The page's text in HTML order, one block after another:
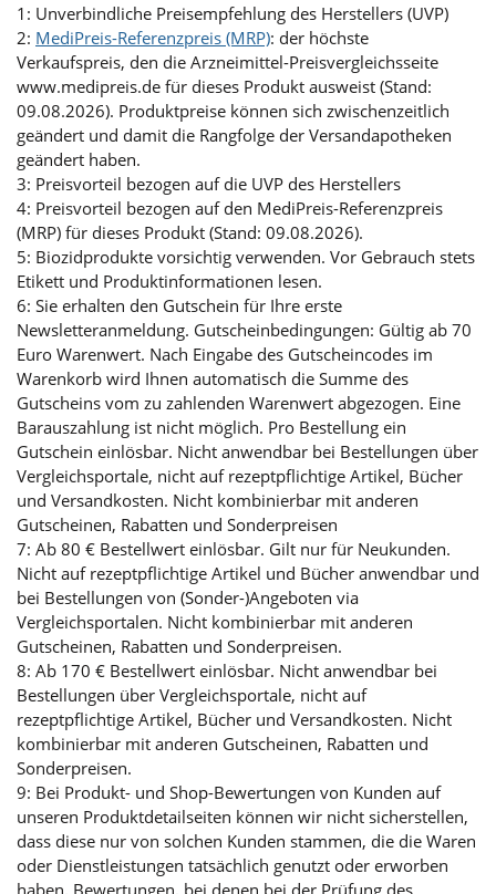
1: Unverbindliche Preisempfehlung des Herstellers (UVP)
2: MediPreis-Referenzpreis (MRP): der höchste
Verkaufspreis, den die Arzneimittel-Preisvergleichsseite
www.medipreis.de für dieses Produkt ausweist (Stand:
09.08.2026). Produktpreise können sich zwischenzeitlich
geändert und damit die Rangfolge der Versandapotheken
geändert haben.
3: Preisvorteil bezogen auf die UVP des Herstellers
4: Preisvorteil bezogen auf den MediPreis-Referenzpreis
(MRP) für dieses Produkt (Stand: 09.08.2026).
5: Biozidprodukte vorsichtig verwenden. Vor Gebrauch stets
Etikett und Produktinformationen lesen.
6: Sie erhalten den Gutschein für Ihre erste
Newsletteranmeldung. Gutscheinbedingungen: Gültig ab 70
Euro Warenwert. Nach Eingabe des Gutscheincodes im
Warenkorb wird Ihnen automatisch die Summe des
Gutscheins vom zu zahlenden Warenwert abgezogen. Eine
Barauszahlung ist nicht möglich. Pro Bestellung ein
Gutschein einlösbar. Nicht anwendbar bei Bestellungen über
Vergleichsportale, nicht auf rezeptpflichtige Artikel, Bücher
und Versandkosten. Nicht kombinierbar mit anderen
Gutscheinen, Rabatten und Sonderpreisen
7: Ab 80 € Bestellwert einlösbar. Gilt nur für Neukunden.
Nicht auf rezeptpflichtige Artikel und Bücher anwendbar und
bei Bestellungen von (Sonder-)Angeboten via
Vergleichsportalen. Nicht kombinierbar mit anderen
Gutscheinen, Rabatten und Sonderpreisen.
8: Ab 170 € Bestellwert einlösbar. Nicht anwendbar bei
Bestellungen über Vergleichsportale, nicht auf
rezeptpflichtige Artikel, Bücher und Versandkosten. Nicht
kombinierbar mit anderen Gutscheinen, Rabatten und
Sonderpreisen.
9: Bei Produkt- und Shop-Bewertungen von Kunden auf
unseren Produktdetailseiten können wir nicht sicherstellen,
dass diese nur von solchen Kunden stammen, die die Waren
oder Dienstleistungen tatsächlich genutzt oder erworben
haben. Bewertungen, bei denen bei der Prüfung des